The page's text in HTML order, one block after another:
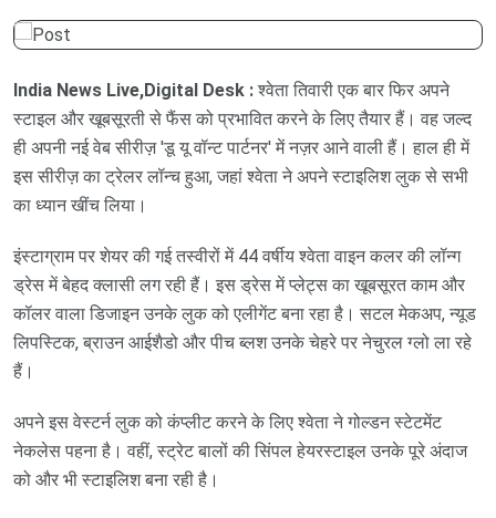
India News Live,Digital Desk : श्वेता तिवारी एक बार फिर अपने
स्टाइल और खूबसूरती से फैंस को प्रभावित करने के लिए तैयार हैं। वह जल्द
ही अपनी नई वेब सीरीज़ 'डू यू वॉन्ट पार्टनर' में नज़र आने वाली हैं। हाल ही में
इस सीरीज़ का ट्रेलर लॉन्च हुआ, जहां श्वेता ने अपने स्टाइलिश लुक से सभी
का ध्यान खींच लिया।
इंस्टाग्राम पर शेयर की गई तस्वीरों में 44 वर्षीय श्वेता वाइन कलर की लॉन्ग
ड्रेस में बेहद क्लासी लग रही हैं। इस ड्रेस में प्लेट्स का खूबसूरत काम और
कॉलर वाला डिजाइन उनके लुक को एलीगेंट बना रहा है। सटल मेकअप, न्यूड
लिपस्टिक, ब्राउन आईशैडो और पीच ब्लश उनके चेहरे पर नेचुरल ग्लो ला रहे
हैं।
अपने इस वेस्टर्न लुक को कंप्लीट करने के लिए श्वेता ने गोल्डन स्टेटमेंट
नेकलेस पहना है। वहीं, स्ट्रेट बालों की सिंपल हेयरस्टाइल उनके पूरे अंदाज
को और भी स्टाइलिश बना रही है।